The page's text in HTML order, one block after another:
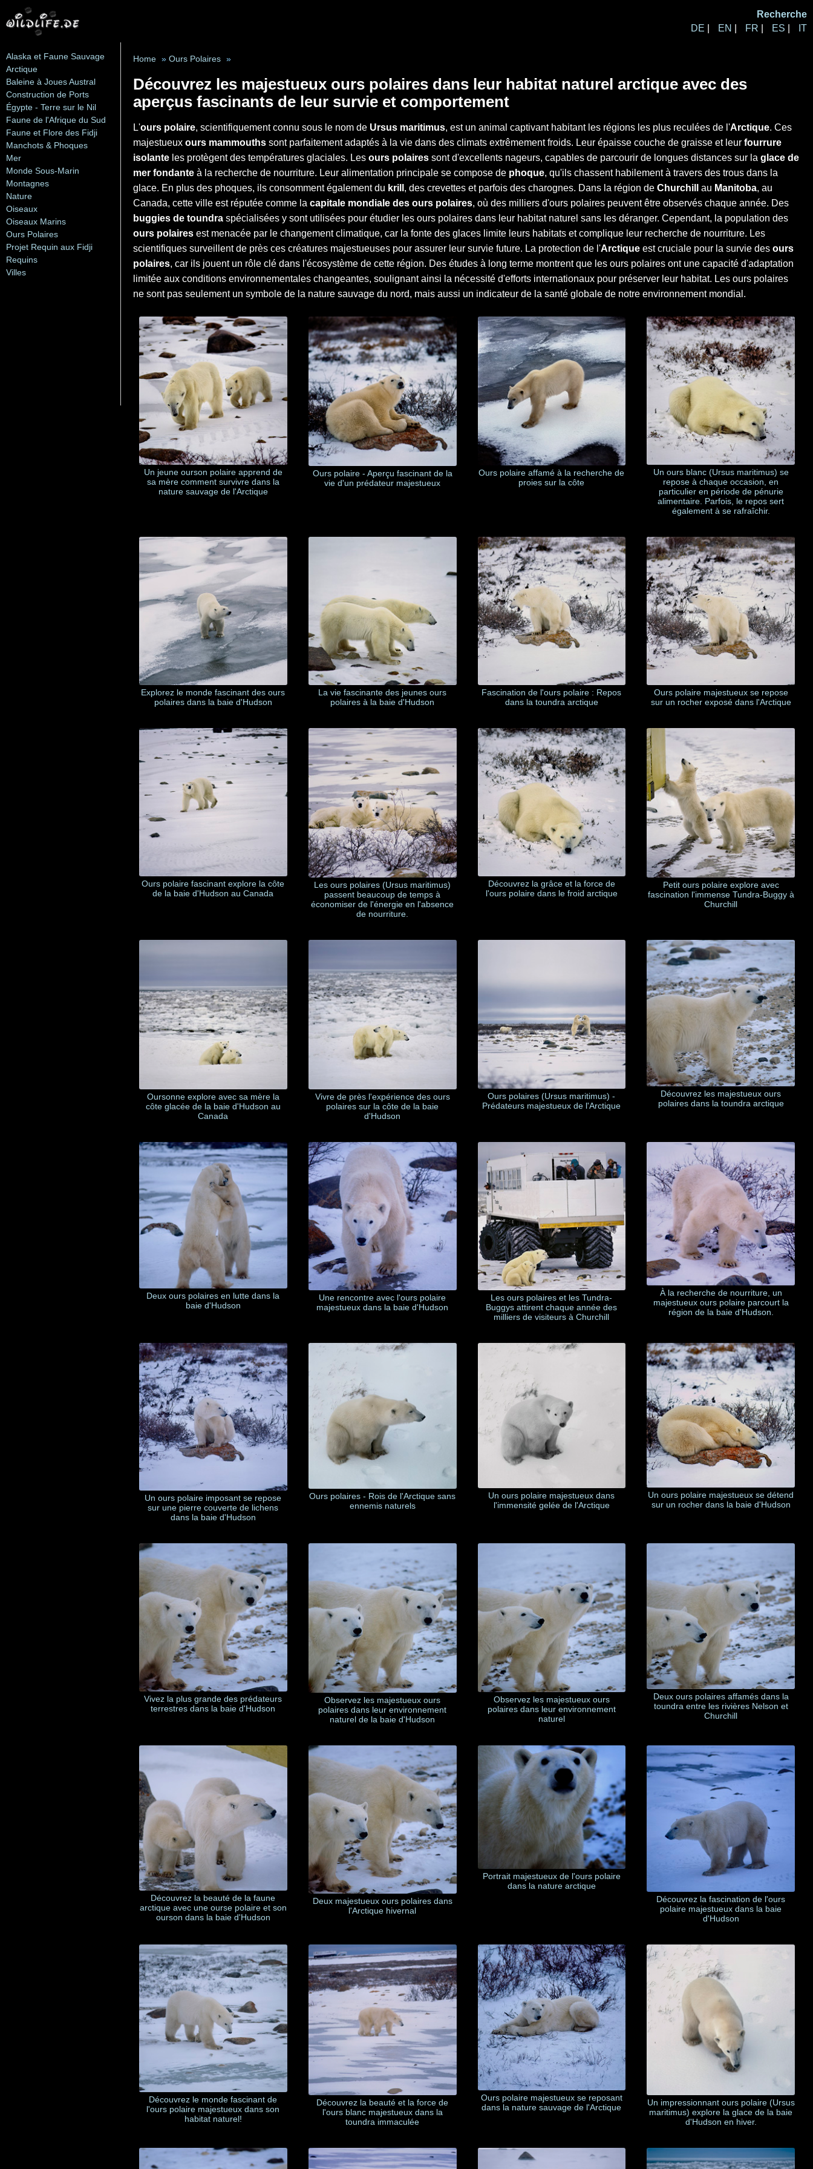
Recherche
DE
EN FR ES IT
Alaska et Faune Sauvage
Arctique
Baleine à Joues Austral
Construction de Ports
Égypte - Terre sur le Nil
Faune de l'Afrique du Sud
Faune et Flore des Fidji
Manchots & Phoques
Mer
Monde Sous-Marin
Montagnes
Nature
Oiseaux
Oiseaux Marins
Ours Polaires
Projet Requin aux Fidji
Requins
Villes
Home » Ours Polaires »
Découvrez les majestueux ours polaires dans leur habitat naturel arctique avec des
aperçus fascinants de leur survie et comportement
L'ours polaire, scientifiquement connu sous le nom de Ursus maritimus, est un animal captivant habitant les régions les plus reculées de l'Arctique. Ces
majestueux ours mammouths sont parfaitement adaptés à la vie dans des climats extrêmement froids. Leur épaisse couche de graisse et leur fourrure
isolante les protègent des températures glaciales. Les ours polaires sont d'excellents nageurs, capables de parcourir de longues distances sur la glace de
mer fondante à la recherche de nourriture. Leur alimentation principale se compose de phoque, qu'ils chassent habilement à travers des trous dans la
glace. En plus des phoques, ils consomment également du krill , des crevettes et parfois des charognes. Dans la région de Churchill au Manitoba, au
Canada, cette ville est réputée comme la capitale mondiale des ours polaires, où des milliers d'ours polaires peuvent être observés chaque année. Des
buggies de toundra spécialisées y sont utilisées pour étudier les ours polaires dans leur habitat naturel sans les déranger. Cependant, la population des
ours polaires est menacée par le changement climatique, car la fonte des glaces limite leurs habitats et complique leur recherche de nourriture. Les
scientifiques surveillent de près ces créatures majestueuses pour assurer leur survie future. La protection de l'Arctique est cruciale pour la survie des ours
polaires, car ils jouent un rôle clé dans l'écosystème de cette région. Des études à long terme montrent que les ours polaires ont une capacité d'adaptation
limitée aux conditions environnementales changeantes, soulignant ainsi la nécessité d'efforts internationaux pour préserver leur habitat. Les ours polaires
ne sont pas seulement un symbole de la nature sauvage du nord, mais aussi un indicateur de la santé globale de notre environnement mondial.
Un jeune ourson polaire apprend de
sa mère comment survivre dans la
nature sauvage de l'Arctique
Ours polaire - Aperçu fascinant de la
vie d'un prédateur majestueux
Ours polaire affamé à la recherche de
proies sur la côte
Un ours blanc (Ursus maritimus) se
repose à chaque occasion, en
particulier en période de pénurie
alimentaire. Parfois, le repos sert
également à se rafraîchir.
Explorez le monde fascinant des ours
polaires dans la baie d'Hudson
La vie fascinante des jeunes ours
polaires à la baie d'Hudson
Fascination de l'ours polaire : Repos
dans la toundra arctique
Ours polaire majestueux se repose
sur un rocher exposé dans l'Arctique
Ours polaire fascinant explore la côte
de la baie d'Hudson au Canada
Les ours polaires (Ursus maritimus)
passent beaucoup de temps à
économiser de l'énergie en l'absence
de nourriture.
Découvrez la grâce et la force de
l'ours polaire dans le froid arctique
Petit ours polaire explore avec
fascination l'immense Tundra-Buggy à
Churchill
Oursonne explore avec sa mère la
côte glacée de la baie d'Hudson au
Canada
Vivre de près l'expérience des ours
polaires sur la côte de la baie
d'Hudson
Ours polaires (Ursus maritimus) -
Prédateurs majestueux de l'Arctique
Découvrez les majestueux ours
polaires dans la toundra arctique
Deux ours polaires en lutte dans la
baie d'Hudson
Une rencontre avec l'ours polaire
majestueux dans la baie d'Hudson
Les ours polaires et les Tundra-
Buggys attirent chaque année des
milliers de visiteurs à Churchill
À la recherche de nourriture, un
majestueux ours polaire parcourt la
région de la baie d'Hudson.
Un ours polaire imposant se repose
sur une pierre couverte de lichens
dans la baie d'Hudson
Ours polaires - Rois de l'Arctique sans
ennemis naturels
Un ours polaire majestueux dans
l'immensité gelée de l'Arctique
Un ours polaire majestueux se détend
sur un rocher dans la baie d'Hudson
Vivez la plus grande des prédateurs
terrestres dans la baie d'Hudson
Observez les majestueux ours
polaires dans leur environnement
naturel de la baie d'Hudson
Observez les majestueux ours
polaires dans leur environnement
naturel
Deux ours polaires affamés dans la
toundra entre les rivières Nelson et
Churchill
Découvrez la beauté de la faune
arctique avec une ourse polaire et son
ourson dans la baie d'Hudson
Deux majestueux ours polaires dans
l'Arctique hivernal
Portrait majestueux de l'ours polaire
dans la nature arctique
Découvrez la fascination de l'ours
polaire majestueux dans la baie
d'Hudson
Découvrez le monde fascinant de
l'ours polaire majestueux dans son
habitat naturel!
Découvrez la beauté et la force de
l'ours blanc majestueux dans la
toundra immaculée
Ours polaire majestueux se reposant
dans la nature sauvage de l'Arctique
Un impressionnant ours polaire (Ursus
maritimus) explore la glace de la baie
d'Hudson en hiver.